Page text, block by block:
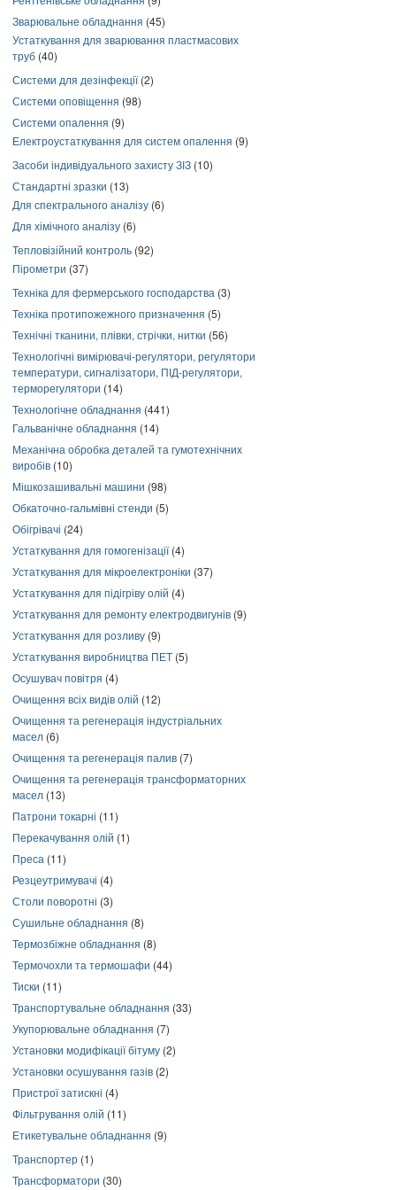
Зварювальне обладнання (45)
Устаткування для зварювання пластмасових
труб (40)
Системи для дезінфекції(2)
Системи оповіщення (98)
Системи опалення (9)
Електроустаткування для систем опалення (9)
Засоби індивідуального захисту ЗІЗ (10)
Стандартні зразки (13)
Для спектрального аналізу (6)
Для хімічного аналізу (6)
Тепловізійний контроль (92)
Пірометри (37)
Техніка для фермерського господарства (3)
Техніка протипожежного призначення (5)
Технічні тканини, плівки, стрічки, нитки (56)
Технологічні вимірювачі-регулятори, регулятори
температури, сигналізатори, ПІД-регулятори,
терморегулятори (14)
Технологічне обладнання (441)
Гальванічне обладнання (14)
Механічна обробка деталей та гумотехнічних
виробів (10)
Мішкозашивальні машини (98)
Обкаточно-гальмівні стенди (5)
Обігрівачі (24)
Устаткування для гомогенізації(4)
Устаткування для мікроелектроніки (37)
Устаткування для підігріву олій (4)
Устаткування для ремонту електродвигунів (9)
Устаткування для розливу (9)
Устаткування виробництва ПЕТ (5)
Осушувач повітря (4)
Очищення всіх видів олій (12)
Очищення та регенерація індустріальних
масел (6)
Очищення та регенерація палив (7)
Очищення та регенерація трансформаторних
масел (13)
Патрони токарні (11)
Перекачування олій (1)
Преса (11)
Резцеутримувачі (4)
Столи поворотні (3)
Сушильне обладнання (8)
Термозбіжне обладнання (8)
Термочохли та термошафи (44)
Тиски (11)
Транспортувальне обладнання (33)
Укупорювальне обладнання (7)
Установки модифікації бітуму (2)
Установки осушування газів (2)
Пристрої затискні (4)
Фільтрування олій (11)
Етикетувальне обладнання (9)
Транспортер (1)
Трансформатори (30)